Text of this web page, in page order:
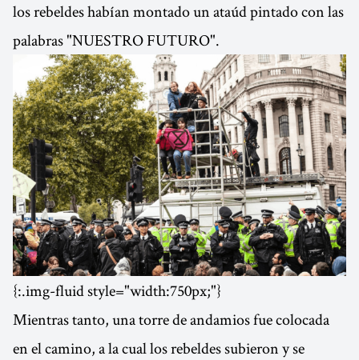
los rebeldes habían montado un ataúd pintado con las
palabras "NUESTRO FUTURO".
{:.img-fluid style="width:750px;"}
Mientras tanto, una torre de andamios fue colocada
en el camino, a la cual los rebeldes subieron y se